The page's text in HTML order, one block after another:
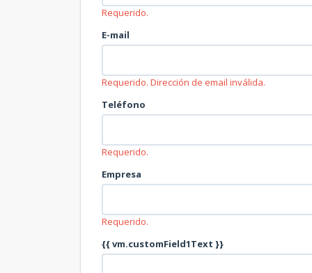
Requerido.
E-mail
Requerido. Dirección de email inválida.
Teléfono
Requerido.
Empresa
Requerido.
{{ vm.customField1Text }}